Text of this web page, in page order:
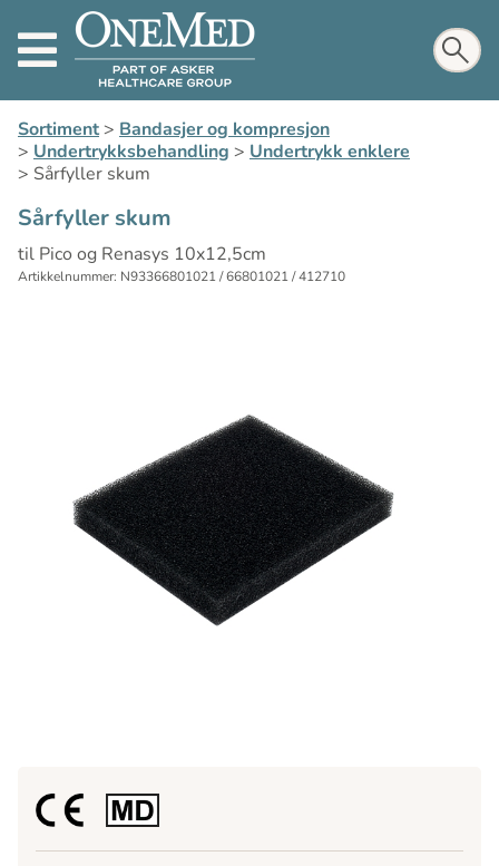
Sortiment> Bandasjer og kompresjon
> Undertrykksbehandling > Undertrykk enklere
> Sårfyller skum
Sårfyller skum
til Pico og Renasys 10x12,5cm
Artikkelnummer: N93366801021 / 66801021 / 412710